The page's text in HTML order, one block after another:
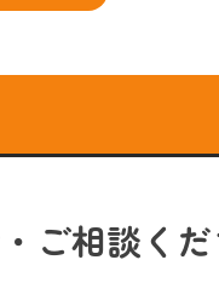
ご相談く